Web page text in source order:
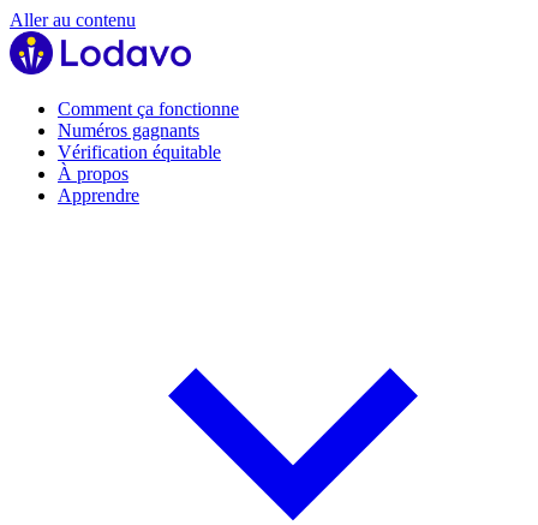
Aller au contenu
Comment ça fonctionne
Numéros gagnants
Vérification équitable
À propos
Apprendre